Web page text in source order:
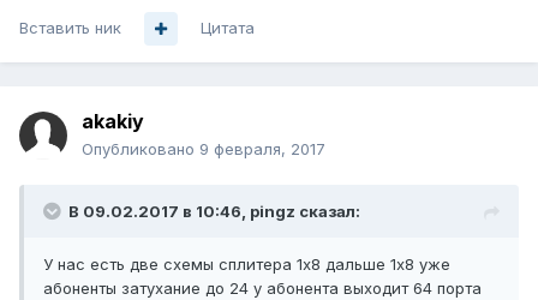
Вставить ник Цитата
akakiy
Опубликовано 9 февраля, 2017
В 09.02.2017 в 10:46, pingz сказал:
У нас есть две схемы сплитера 1х8 дальше 1х8 уже
абоненты затухание до 24 у абонента выходит 64 порта